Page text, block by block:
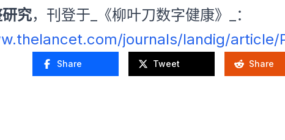
究，刊登于_《柳叶刀数字健康》_：
journals/landig/
Share Tweet Share